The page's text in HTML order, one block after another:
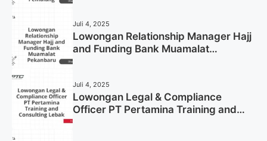
Juli 4, 2025
Lowongan Relationship Manager Hajj
and Funding Bank Muamalat
Juli 4, 2025
Lowongan Legal & Compliance
Officer PT Pertamina Training and